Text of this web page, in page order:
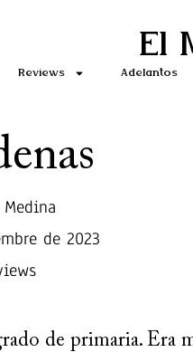
El
Reviews Adelantos
de 2023
de primaria. Era